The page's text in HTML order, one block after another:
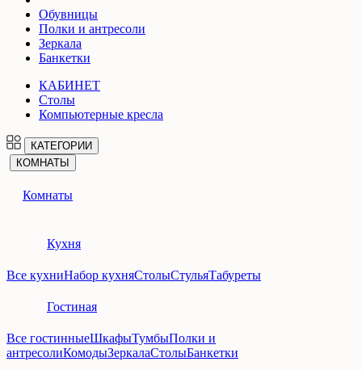
Обувницы
Полки и антресоли
Зеркала
Банкетки
КАБИНЕТ
Столы
Компьютерные кресла
КАТЕГОРИИ
КОМНАТЫ
Комнаты
Кухня
Все кухниНабор кухняСтолыСтульяТабуреты
Гостиная
Все гостинныеШкафыТумбыПолки и
антресолиКомодыЗеркалаСтолыБанкетки